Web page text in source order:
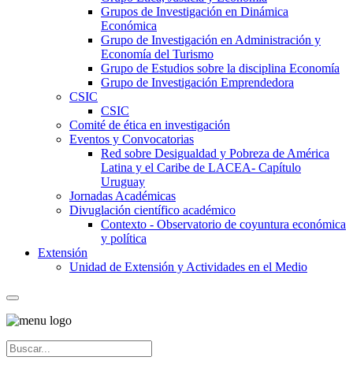
Grupos de Investigación en Dinámica
Económica
Grupo de Investigación en Administración y
Economía del Turismo
Grupo de Estudios sobre la disciplina Economía
Grupo de Investigación Emprendedora
CSIC
CSIC
Comité de ética en investigación
Eventos y Convocatorias
Red sobre Desigualdad y Pobreza de América
Latina y el Caribe de LACEA- Capítulo
Uruguay
Jornadas Académicas
Divuglación científico académico
Contexto - Observatorio de coyuntura económica
y política
Extensión
Unidad de Extensión y Actividades en el Medio